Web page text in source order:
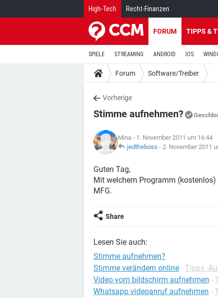
High-Tech Recht-Finanzen
FORUM TIPPS &
SPIELE STREAMING ANDROID IOS
Forum Software/Treiber
Vorherige
Stimme aufnehmen?
Mina - 1. November 2011 um 16:44
jedtheboss - 2. November 2011
Guten Tag,
Mit welchem Programm
MFG.
Share
Lesen Sie auch:
Stimme aufnehmen?
Stimme verändern online - Tipps -
Video vom bildschirm aufnehmen -
Whatsapp videoanruf aufnehmen -